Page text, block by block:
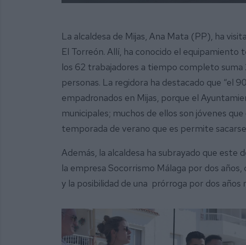
La alcaldesa de Mijas, Ana Mata (PP), ha
El Torreón. Allí, ha conocido el equipamiento
los 62 trabajadores a tiempo completo
personas. La regidora ha destacado que “el
empadronados en Mijas, porque el
municipales; muchos de ellos son jóvenes
temporada de verano que es permite sacarse
Además, la alcaldesa ha subrayado que
la empresa Socorrismo Málaga por dos
y la posibilidad de una prórroga por dos años